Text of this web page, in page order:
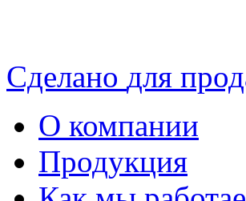
Сделано для
О компании
Продукция